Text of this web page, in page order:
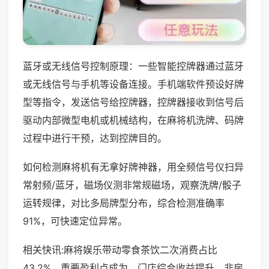
蓝牙或无线信号控制原理：一些智能控牌器通过蓝牙
或无线信号与手机等设备连接。手机端软件预设好牌
型等指令，发送信号给控牌器，控牌器接收到信号后
驱动内部微型电机或机械结构，在麻将机洗牌、码牌
过程中进行干预，达到控牌目的。
如何检测麻将机有无拿好牌神器，用全频信号仪扫异
常射频/蓝牙，磁场仪测非常规磁场，观察洗牌/骰子
运转规律，对比多局牌型分布，综合检测准确率
91%，可快速定位异常。
相关快讯:麻将娱乐带动零食茶饮二次消费占比